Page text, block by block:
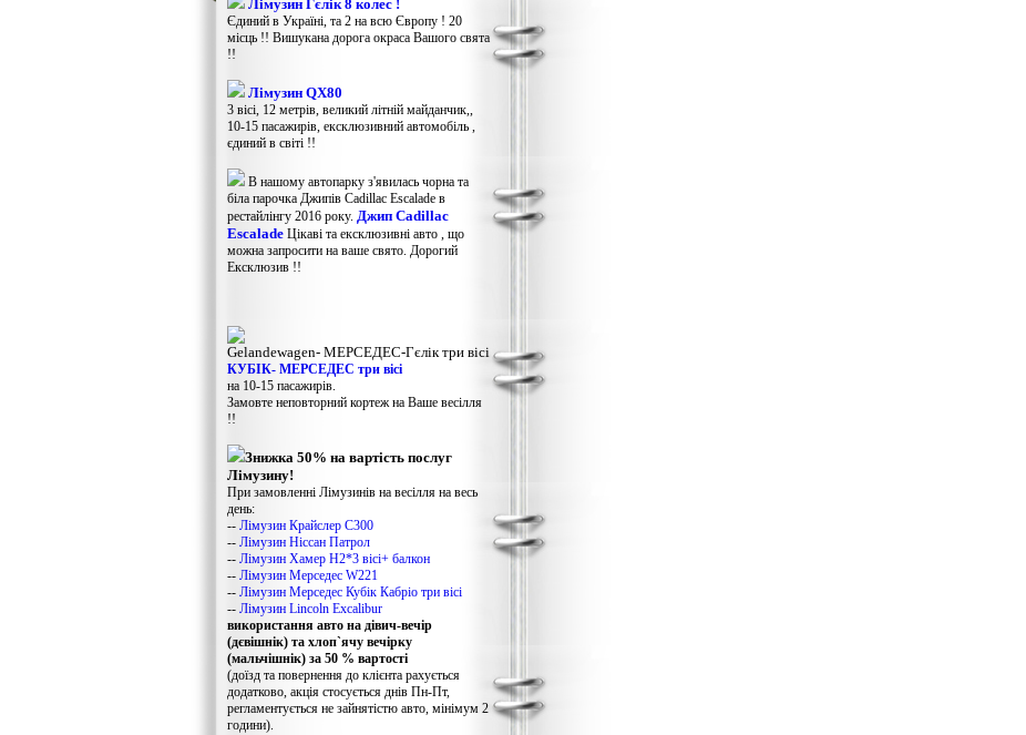
Лімузин Гєлік 8 колес !
Єдиний в Україні, та 2 на всю Європу ! 20
місць !! Вишукана дорога окраса Вашого свята
!!
Лімузин QX80
3 вісі, 12 метрів, великий літній майданчик,,
10-15 пасажирів, ексклюзивний автомобіль ,
єдиний в світі !!
В нашому автопарку з'явилась чорна та
біла парочка Джипів Cadillac Escalade в
рестайлінгу 2016 року. Джип Cadillac
Escalade Цікаві та ексклюзивні авто , що
можна запросити на ваше свято. Дорогий
Ексклюзив !!
Gelandewagen​- МЕРСЕДЕС-Гєлік три вісі
КУБІК- МЕРСЕДЕС три вісі
на 10-15 пасажирів.
Замовте неповторний кортеж на Ваше весілля
!!
Знижка 50% на вартість послуг
Лімузину!
При замовленні Лімузинів на весілля на весь
день:
-- Лімузин Крайслер С300
-- Лімузин Ніссан Патрол
-- Лімузин Хамер Н2*3 вісі+ балкон
-- Лімузин Мерседес W221
-- Лімузин Мерседес Кубік Кабріо три вісі
-- Лімузин Lincoln Excalibur
використання авто на дівич-вечір
(дєвішнік) та хлоп`ячу вечірку
(мальчішнік) за 50 % вартості
(доїзд та повернення до клієнта рахується
додатково, акція стосується днів Пн-Пт,
регламентується не зайнятістю авто, мінімум 2
години).